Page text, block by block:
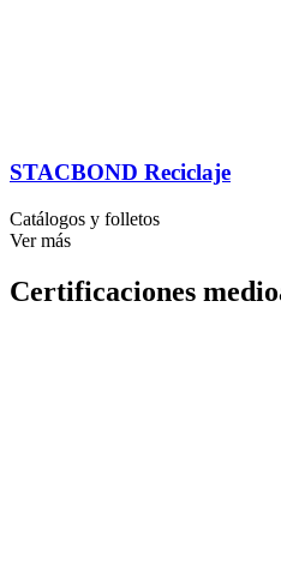
STACBOND Reciclaje
Catálogos y folletos
Ver más
Certificaciones